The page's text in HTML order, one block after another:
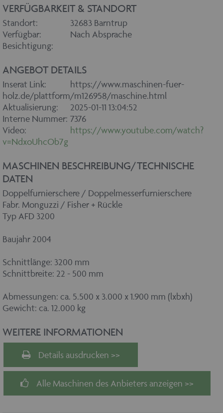
VERFÜGBARKEIT & STANDORT
Standort:
32683 Barntrup
Verfügbar:
Nach Absprache
Besichtigung:
ANGEBOT DETAILS
Inserat Link:
https://www.maschinen-fuer-
holz.de/plattform/m126958/maschine.html
Aktualisierung:
2025-01-11 13:04:52
Interne Nummer: 7376
Video:
https://www.youtube.com/watch?
v=NdxoUhcOb7g
MASCHINEN BESCHREIBUNG/TECHNISCHE
DATEN
Doppelfurnierschere / Doppelmesserfurnierschere
Fabr. Monguzzi / Fisher + Rückle
Typ AFD 3200
Baujahr 2004
Schnittlänge: 3200 mm
Schnittbreite: 22 - 500 mm
Abmessungen: ca. 5.500 x 3.000 x 1.900 mm (lxbxh)
Gewicht: ca. 12.000 kg
WEITERE INFORMATIONEN
Details ausdrucken >>
Alle Maschinen des Anbieters anzeigen >>